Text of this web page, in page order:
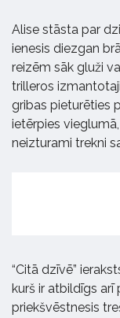
Alise stāsta par
ienesis diezgan
reizēm sāk gluži
trilleros
gribas pieturēties
ietērpies
neizturami trekni
“Citā dzīvē”
kurš ir atbildīgs
priekšvēstnesis